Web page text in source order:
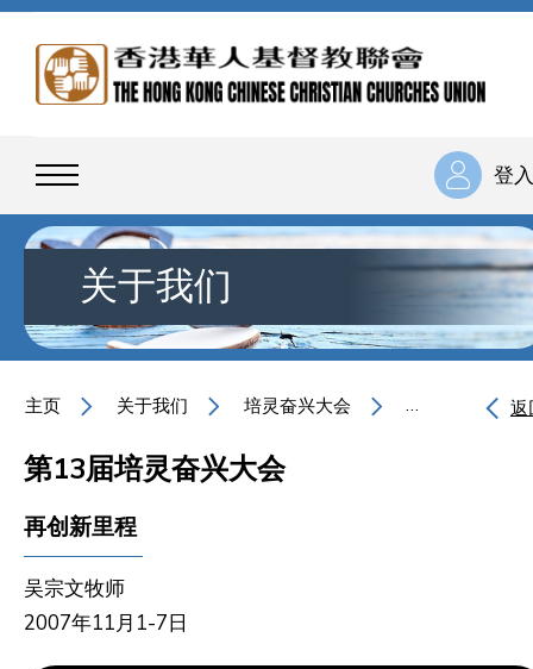
登入
关于我们
主页 关于我们 培灵奋兴大会 再创新里程 返
第13届培灵奋兴大会
再创新里程
吴宗文牧师
2007年11月1-7日